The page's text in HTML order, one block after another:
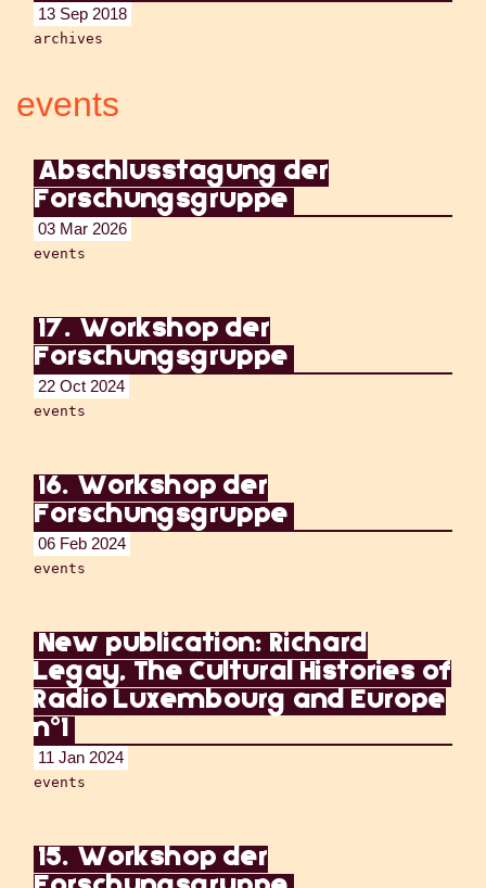
13 Sep 2018
archives
events
Abschlusstagung der
Forschungsgruppe
03 Mar 2026
events
17. Workshop der
Forschungsgruppe
22 Oct 2024
events
16. Workshop der
Forschungsgruppe
06 Feb 2024
events
New publication: Richard
Legay, The Cultural Histories of
Radio Luxembourg and Europe
n°1
11 Jan 2024
events
15. Workshop der